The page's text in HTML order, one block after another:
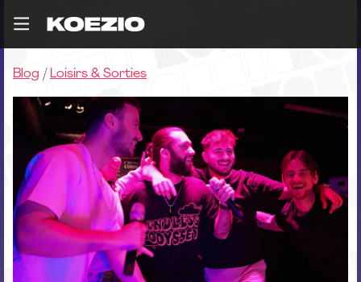
Blog / Loisirs & Sorties